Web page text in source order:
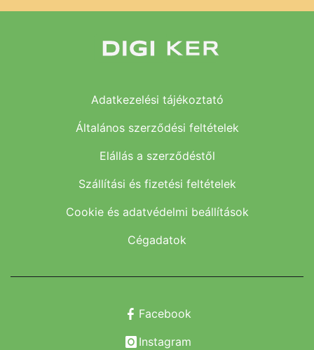
Adatkezelési tájékoztató
Általános szerződési feltételek
Elállás a szerződéstől
Szállítási és fizetési feltételek
Cookie és adatvédelmi beállítások
Cégadatok
Facebook
Instagram